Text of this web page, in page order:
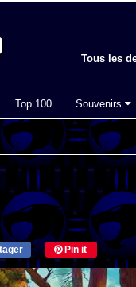
Tous les
Top 100 Souvenirs
Pin it